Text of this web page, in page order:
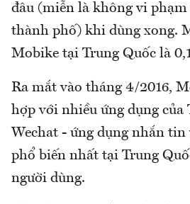
đâu (miễn là không vi phạm
thành phố) khi dùng xong.
Mobike tại Trung Quốc là
Ra mắt vào tháng 4/2016,
hợp với nhiều ứng dụng của
Wechat - ứng dụng nhắn tin
phổ biến nhất tại Trung
người dùng.